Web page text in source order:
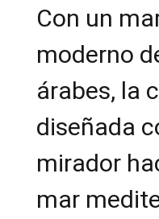
Con un
moderno
árabes, la
diseñada
mirador
mar